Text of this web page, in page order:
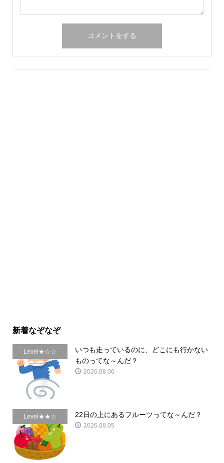
新着なぞなぞ
Level★☆☆
いつも走っているのに、どこにも行かない
ものってな～んだ？
2026.08.06
Level★★☆ 22日の上にあるフルーツってな～んだ？
2026.08.05